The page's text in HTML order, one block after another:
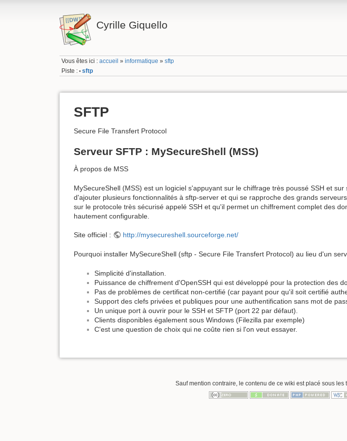
Cyrille Giquello
Vous êtes ici :accueil »informatique »sftp
Piste : • sftp
SFTP
Secure File Transfert Protocol
Serveur SFTP : MySecureShell (MSS)
À propos de MSS
MySecureShell (MSS) est un logiciel s'appuyant sur le chiffrage très poussé SSH et sur
d'ajouter plusieurs fonctionnalités à sftp-server et qui se rapproche des grands serveurs
sur le protocole très sécurisé appelé SSH et qu'il permet un chiffrement complet des
hautement configurable.
Site officiel : http://mysecureshell.sourceforge.net/
Pourquoi installer MySecureShell (sftp - Secure File Transfert Protocol) au lieu d'un
Simplicité d'installation.
Puissance de chiffrement d'OpenSSH qui est développé pour la protection des
Pas de problèmes de certificat non-certifié (car payant pour qu'il soit certifié
Support des clefs privées et publiques pour une authentification sans mot de
Un unique port à ouvrir pour le SSH et SFTP (port 22 par défaut).
Clients disponibles également sous Windows (Filezilla par exemple)
C'est une question de choix qui ne coûte rien si l'on veut essayer.
Sauf mention contraire, le contenu de ce wiki est placé sous les